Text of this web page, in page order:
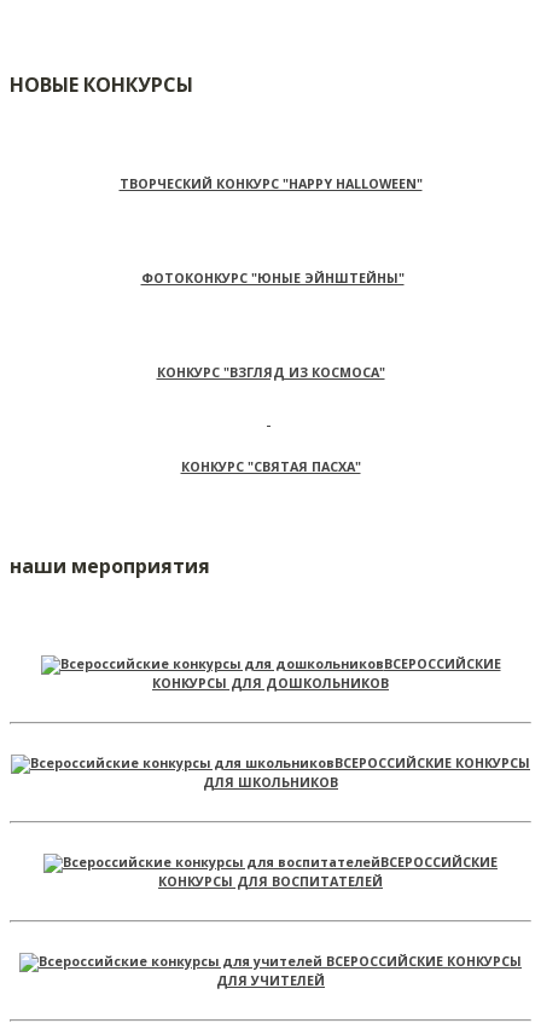
НОВЫЕ КОНКУРСЫ
ТВОРЧЕСКИЙ КОНКУРС "HAPPY HALLOWEEN"
ФОТОКОНКУРС "ЮНЫЕ ЭЙНШТЕЙНЫ"
КОНКУРС "ВЗГЛЯД ИЗ КОСМОСА"
КОНКУРС "СВЯТАЯ ПАСХА"
наши мероприятия
ВСЕРОССИЙСКИЕ
КОНКУРСЫ ДЛЯ ДОШКОЛЬНИКОВ
ВСЕРОССИЙСКИЕ КОНКУРСЫ
ДЛЯ ШКОЛЬНИКОВ
ВСЕРОССИЙСКИЕ
КОНКУРСЫ ДЛЯ ВОСПИТАТЕЛЕЙ
ВСЕРОССИЙСКИЕ КОНКУРСЫ
ДЛЯ УЧИТЕЛЕЙ